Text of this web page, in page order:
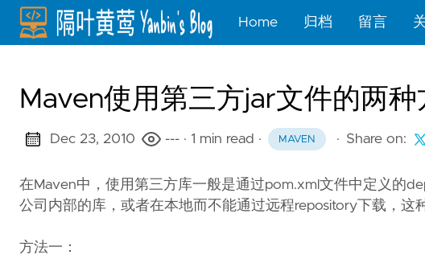
Home 归档 留言
Maven使用第三方jar文件的两种
Dec 23, 2010 --- · 1 min read · MAVEN · Share on:
在Maven中，使用第三方库一般是通过pom.xml文件中定义的
公司内部的库，或者在本地而不能通过远程repository下载，这
方法一：